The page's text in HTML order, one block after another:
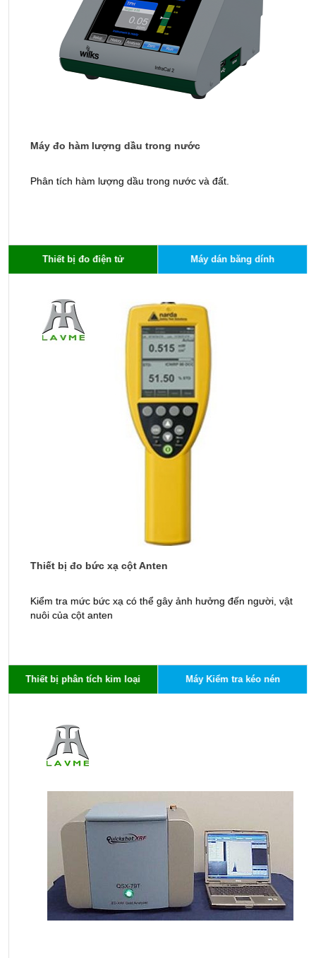
Máy đo hàm lượng dầu trong nước
Phân tích hàm lượng dầu trong nước và đất.
Thiết bị đo điện tử Máy dán băng dính
Thiết bị đo bức xạ cột Anten
Kiểm tra mức bức xạ có thể gây ảnh hưởng đến người, vật
nuôi của cột anten
Thiết bị phân tích kim loại Máy Kiểm tra kéo nén